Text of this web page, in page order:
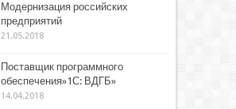
Модернизация российских
предприятий
21.05.2018
Поставщик программного
обеспечения»1С: ВДГБ»
14.04.2018